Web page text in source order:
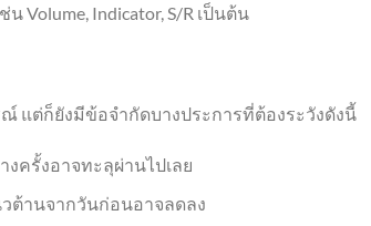
Indicator, S/R เป็นต้น
แต่ก็ยังมีข้อจำกัดบางประการที่ต้องระวังดังนี้
งครั้งอาจทะลุผ่านไปเลย
ต้านจากวันก่อนอาจลดลง